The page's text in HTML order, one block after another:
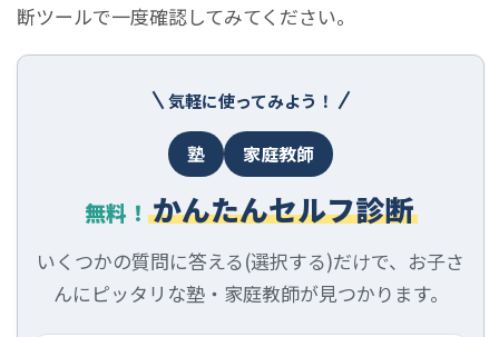
断ツールで一度確認してみてください。
気軽に使ってみよう！
塾 家庭教師
無料！ かんたんセルフ診断
いくつかの質問に答える(選択する)だけで、お子さ
んにピッタリな塾・家庭教師が見つかります。